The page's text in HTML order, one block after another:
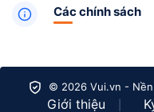
Các chính sách
© 2026 Vui.vn -
Giới thiệu